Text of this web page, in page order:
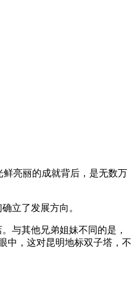
鲜亮丽的成就背后，是无数万
立了发展方向。
与其他兄弟姐妹不同的是，
中，这对昆明地标双子塔，不